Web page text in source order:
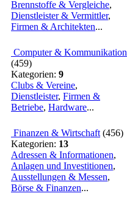
Brennstoffe & Vergleiche,
Dienstleister & Vermittler,
Firmen & Architekten...
Computer & Kommunikation
(459)
Kategorien: 9
Clubs & Vereine,
Dienstleister, Firmen &
Betriebe, Hardware...
Finanzen & Wirtschaft (456)
Kategorien: 13
Adressen & Informationen,
Anlagen und Investitionen,
Ausstellungen & Messen,
Börse & Finanzen...